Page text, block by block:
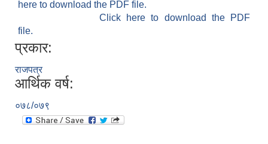
here to download the PDF file.
Click here to download the PDF
file.
प्रकार:
राजपत्र
आर्थिक वर्ष:
०७८/०७९